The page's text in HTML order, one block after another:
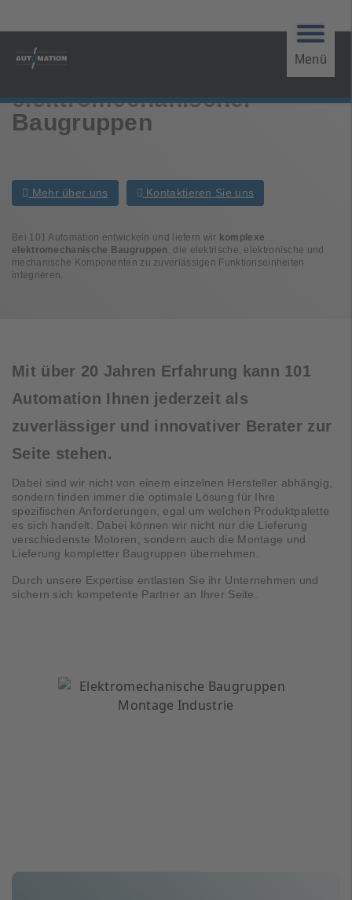
Menü
Lieferung komplexer
elektromechanischer
Baugruppen
Mehr über uns Kontaktieren Sie uns
Bei 101 Automation entwickeln und liefern wir komplexe
elektromechanische Baugruppen, die elektrische, elektronische und
mechanische Komponenten zu zuverlässigen Funktionseinheiten
integrieren.
Mit über 20 Jahren Erfahrung kann 101
Automation Ihnen jederzeit als
zuverlässiger und innovativer Berater zur
Seite stehen.
Dabei sind wir nicht von einem einzelnen Hersteller abhängig,
sondern finden immer die optimale Lösung für Ihre
spezifischen Anforderungen, egal um welchen Produktpalette
es sich handelt. Dabei können wir nicht nur die Lieferung
verschiedenste Motoren, sondern auch die Montage und
Lieferung kompletter Baugruppen übernehmen.
Durch unsere Expertise entlasten Sie ihr Unternehmen und
sichern sich kompetente Partner an Ihrer Seite.